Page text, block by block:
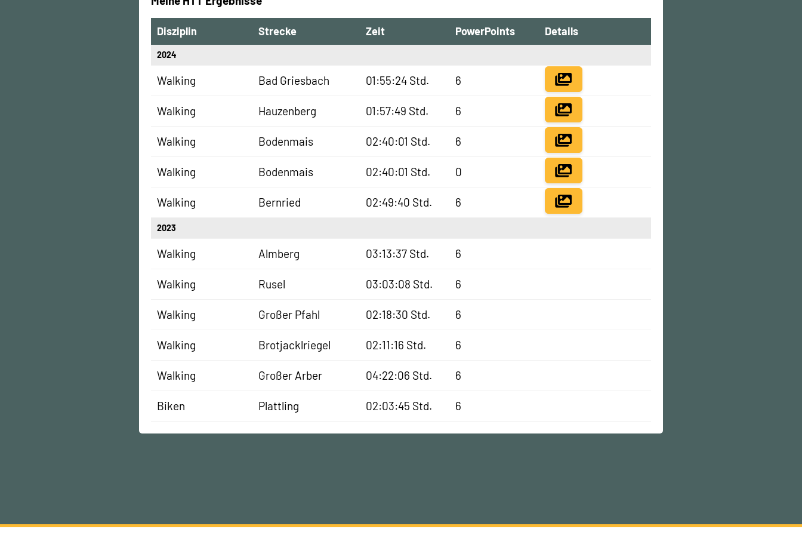
Disziplin Strecke Zeit PowerPoints Details
2024
Walking Bad Griesbach 01:55:24 Std. 6
Walking Hauzenberg 01:57:49 Std. 6
Walking Bodenmais 02:40:01 Std. 6
Walking Bodenmais 02:40:01 Std. 0
Walking Bernried 02:49:40 Std. 6
2023
Walking Almberg 03:13:37 Std. 6
Walking Rusel 03:03:08 Std. 6
Walking Großer Pfahl 02:18:30 Std. 6
Walking Brotjacklriegel 02:11:16 Std. 6
Walking Großer Arber 04:22:06 Std. 6
Biken Plattling 02:03:45 Std. 6